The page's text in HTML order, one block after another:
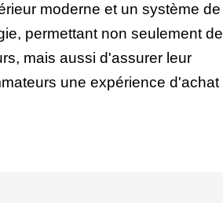
moderne et un système de
permettant non seulement de
mais aussi d'assurer leur
une expérience d'achat